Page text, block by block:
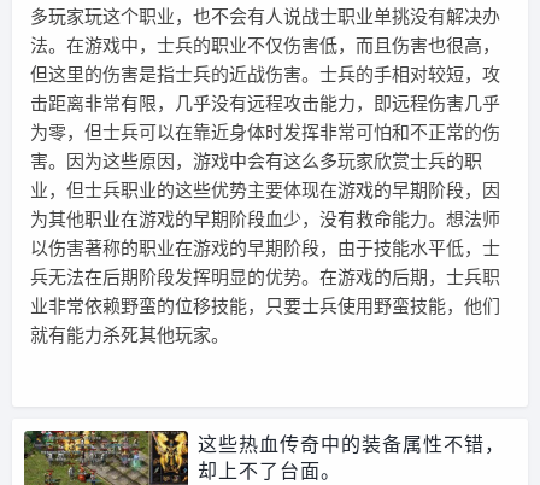
多玩家玩这个职业，也不会有人说战士职业单挑没有解决办
法。在游戏中，士兵的职业不仅伤害低，而且伤害也很高，
但这里的伤害是指士兵的近战伤害。士兵的手相对较短，攻
击距离非常有限，几乎没有远程攻击能力，即远程伤害几乎
为零，但士兵可以在靠近身体时发挥非常可怕和不正常的伤
害。因为这些原因，游戏中会有这么多玩家欣赏士兵的职
业，但士兵职业的这些优势主要体现在游戏的早期阶段，因
为其他职业在游戏的早期阶段血少，没有救命能力。想法师
以伤害著称的职业在游戏的早期阶段，由于技能水平低，士
兵无法在后期阶段发挥明显的优势。在游戏的后期，士兵职
业非常依赖野蛮的位移技能，只要士兵使用野蛮技能，他们
就有能力杀死其他玩家。
这些热血传奇中的装备属性不错，
却上不了台面。